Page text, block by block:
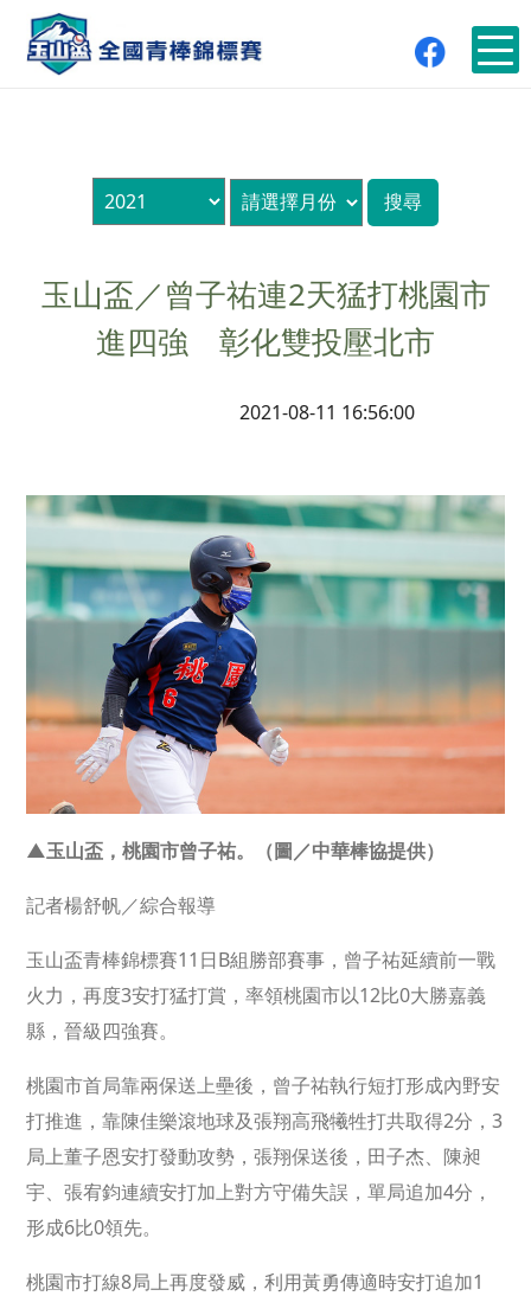
玉山盃／曾子祐連2天猛打桃園市
進四強 彰化雙投壓北市
2021-08-11 16:56:00
▲玉山盃，桃園市曾子祐。（圖／中華棒協提供）
記者楊舒帆／綜合報導
玉山盃青棒錦標賽11日B組勝部賽事，曾子祐延續前一戰
火力，再度3安打猛打賞，率領桃園市以12比0大勝嘉義
縣，晉級四強賽。
桃園市首局靠兩保送上壘後，曾子祐執行短打形成內野安
打推進，靠陳佳樂滾地球及張翔高飛犧牲打共取得2分，3
局上董子恩安打發動攻勢，張翔保送後，田子杰、陳昶
宇、張宥鈞連續安打加上對方守備失誤，單局追加4分，
形成6比0領先。
桃園市打線8局上再度發威，利用黃勇傳適時安打追加1